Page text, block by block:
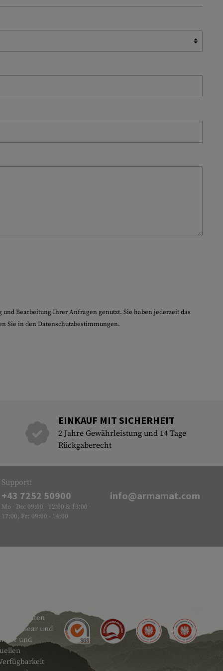
Bearbeitung Ihrer Anfragen genutzt. Sie haben jederzeit das
Sie in denDatenschutzbestimmungen.
EINKAUF MIT SICHERHEIT
2 Jahre Gewährleistung und 14 Tage
Rückgaberecht
Support:
+43 7252 50900
Mo - Do: 09:00 - 12:00 & 13:00 -
17:00, Fr: 09:00 - 14:00
info@armamat.com
sehr breiten
Gear und
und